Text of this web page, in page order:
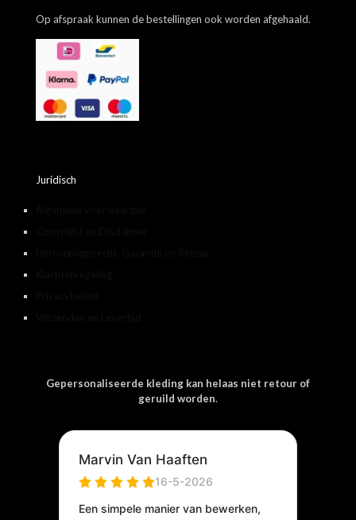
Op afspraak kunnen de bestellingen ook worden afgehaald.
Juridisch
Gepersonaliseerde kleding kan helaas niet retour of
geruild worden.